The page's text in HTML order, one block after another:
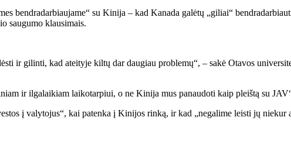
bendradarbiaujame“ su Kinija – kad Kanada galėtų „giliai“
saugumo klausimais.
ir gilinti, kad ateityje kiltų dar daugiau problemų“, – sakė Otavos
ir ilgalaikiam laikotarpiui, o ne Kinija mus panaudoti kaip pleištą su
į valytojus“, kai patenka į Kinijos rinką, ir kad „negalime leisti jų